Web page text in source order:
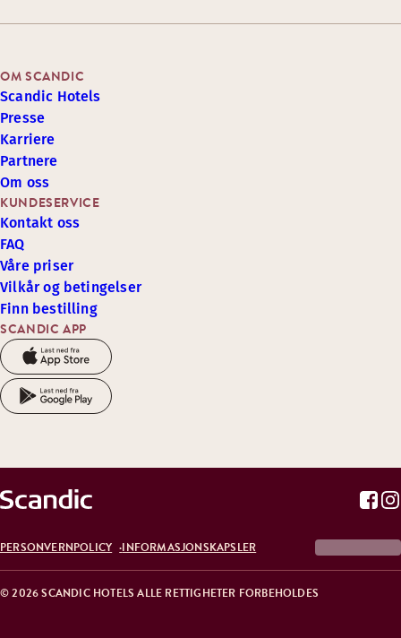
SCANDIC APP
KUNDESERVICE
Kontakt oss
FAQ
Våre priser
Vilkår og betingelser
Finn bestilling
OM SCANDIC
Scandic Hotels
Presse
Karriere
Partnere
Om oss
© 2026 SCANDIC HOTELS ALLE RETTIGHETER FORBEHOLDES
PERSONVERNPOLICY INFORMASJONSKAPSLER